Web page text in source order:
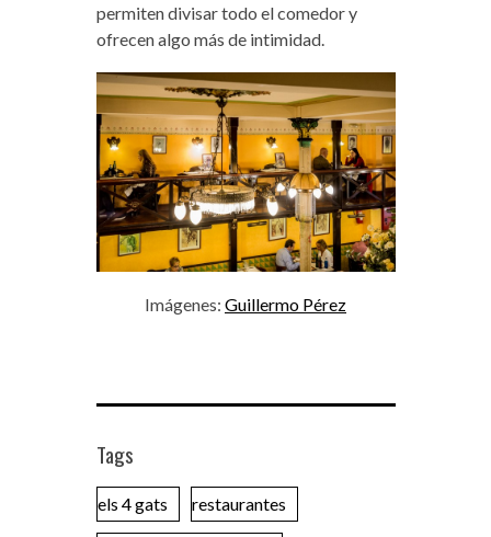
permiten divisar todo el comedor y
ofrecen algo más de intimidad.
Imágenes: Guillermo Pérez
Tags
els 4 gats restaurantes